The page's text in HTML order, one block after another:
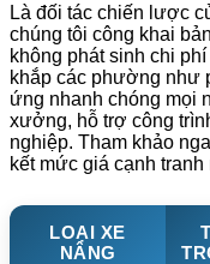
Là đối tác chiến lược
chúng tôi công khai
không phát sinh chi
khắp các phường như
ứng nhanh chóng mọi
xưởng, hỗ trợ công
nghiệp. Tham khảo
kết mức giá cạnh
LOẠI XE
NÂNG